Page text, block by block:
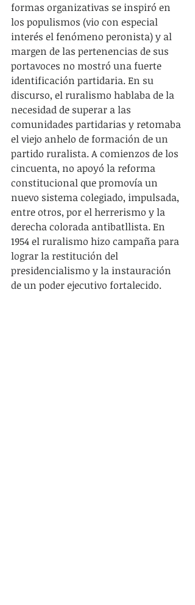
formas organizativas se inspiró en
los populismos (vio con especial
interés el fenómeno peronista) y al
margen de las pertenencias de sus
portavoces no mostró una fuerte
identificación partidaria. En su
discurso, el ruralismo hablaba de la
necesidad de superar a las
comunidades partidarias y retomaba
el viejo anhelo de formación de un
partido ruralista. A comienzos de los
cincuenta, no apoyó la reforma
constitucional que promovía un
nuevo sistema colegiado, impulsada,
entre otros, por el herrerismo y la
derecha colorada antibatllista. En
1954 el ruralismo hizo campaña para
lograr la restitución del
presidencialismo y la instauración
de un poder ejecutivo fortalecido.